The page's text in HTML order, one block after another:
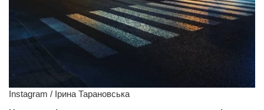
Instagram / Ірина Тарановська